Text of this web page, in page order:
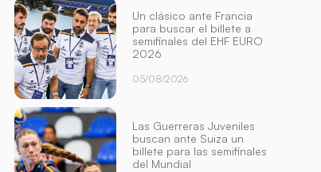
Un clásico ante Francia
para buscar el billete a
semifinales del EHF EURO
2026
05/08/2026
Las Guerreras Juveniles
buscan ante Suiza un
billete para las semifinales
del Mundial